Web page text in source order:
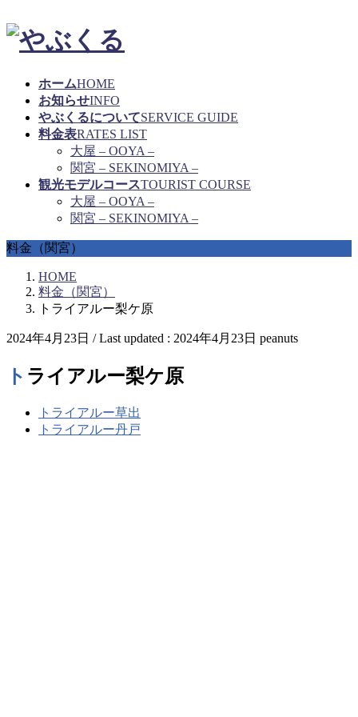
ホームHOME
お知らせINFO
やぶくるについてSERVICE GUIDE
料金表RATES LIST
大屋 – OOYA –
関宮 – SEKINOMIYA –
観光モデルコースTOURIST COURSE
大屋 – OOYA –
関宮 – SEKINOMIYA –
料金（関宮）
HOME
料金（関宮）
トライアルー梨ケ原
2024年4月23日 / Last updated : 2024年4月23日 peanuts
トライアルー梨ケ原
トライアルー草出
トライアルー丹戸